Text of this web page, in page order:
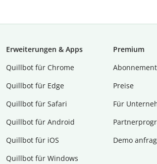
Erweiterungen & Apps
Quillbot für Chrome
Quillbot für Edge
Quillbot für Safari
Quillbot für Android
Quillbot für iOS
Quillbot für Windows
Premium
Preise
Für
Demo